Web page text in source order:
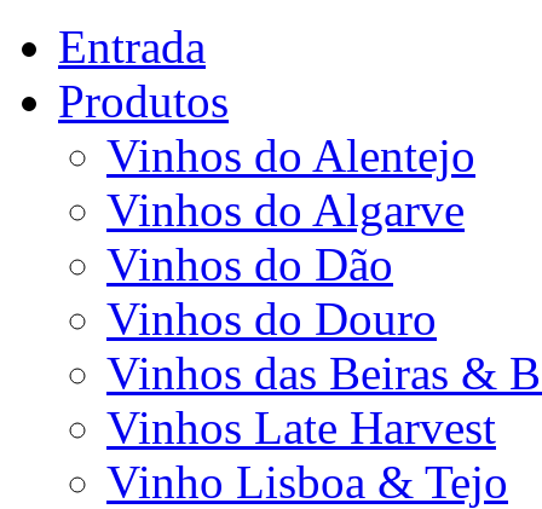
Entrada
Produtos
Vinhos do Alentejo
Vinhos do Algarve
Vinhos do Dão
Vinhos do Douro
Vinhos das Beiras &
Vinhos Late Harvest
Vinho Lisboa & Tejo